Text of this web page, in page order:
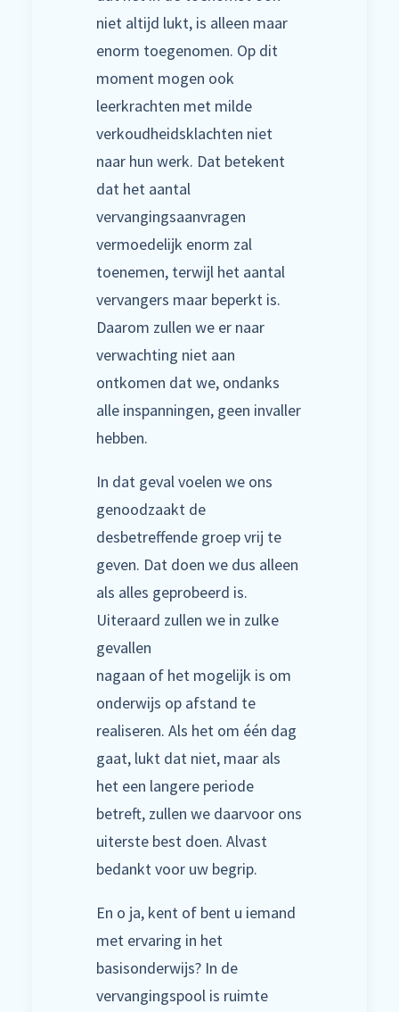
niet altijd lukt, is alleen maar
enorm toegenomen. Op dit
moment mogen ook
leerkrachten met milde
verkoudheidsklachten niet
naar hun werk. Dat betekent
dat het aantal
vervangingsaanvragen
vermoedelijk enorm zal
toenemen, terwijl het aantal
vervangers maar beperkt is.
Daarom zullen we er naar
verwachting niet aan
ontkomen dat we, ondanks
alle inspanningen, geen invaller
hebben.
In dat geval voelen we ons
genoodzaakt de
desbetreffende groep vrij te
geven. Dat doen we dus alleen
als alles geprobeerd is.
Uiteraard zullen we in zulke
gevallen
nagaan of het mogelijk is om
onderwijs op afstand te
realiseren. Als het om één dag
gaat, lukt dat niet, maar als
het een langere periode
betreft, zullen we daarvoor ons
uiterste best doen. Alvast
bedankt voor uw begrip.
En o ja, kent of bent u iemand
met ervaring in het
basisonderwijs? In de
vervangingspool is ruimte